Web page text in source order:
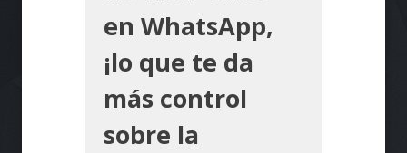
en WhatsApp,
¡lo que te da
más control
sobre la